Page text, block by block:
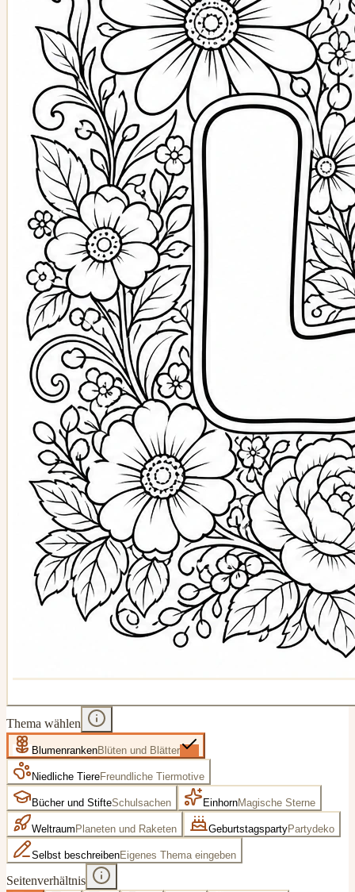
Thema wählen
BlumenrankenBlüten und Blätter
Niedliche TiereFreundliche Tiermotive
Bücher und StifteSchulsachen EinhornMagische Sterne
Weltraum Planeten und Raketen GeburtstagspartyPartydeko
Selbst beschreibenEigenes Thema eingeben
Seitenverhältnis